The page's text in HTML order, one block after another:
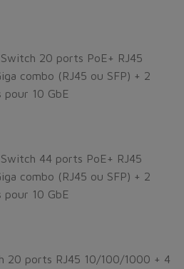
20 ports PoE+ RJ45
combo (RJ45 ou SFP) + 2
pour 10 GbE
44 ports PoE+ RJ45
combo (RJ45 ou SFP) + 2
pour 10 GbE
20 ports RJ45 10/100/1000 + 4